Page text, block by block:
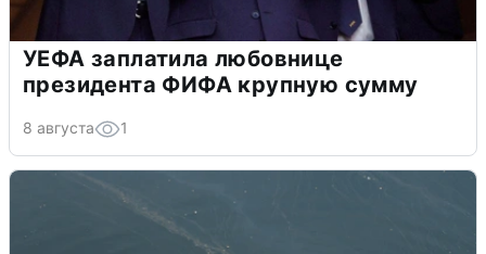
УЕФА заплатила любовнице
президента ФИФА крупную сумму
8 августа 1